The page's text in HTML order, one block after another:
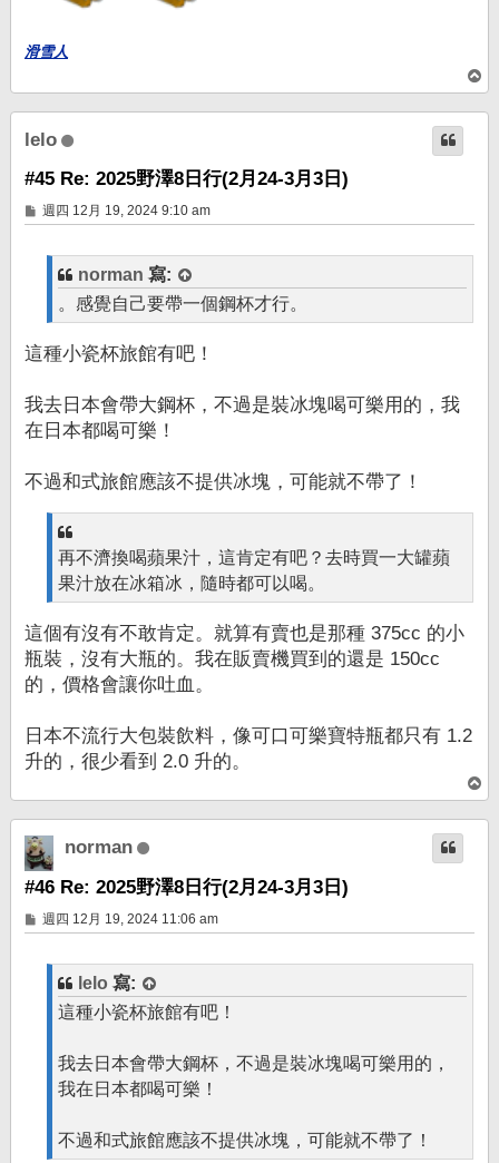
滑雪人
頂
端
lelo
#45 Re: 2025野澤8日行(2月24-3月3日)
文
章
週四 12月 19, 2024 9:10 am
norman 寫:
。感覺自己要帶一個鋼杯才行。
這種小瓷杯旅館有吧！
我去日本會帶大鋼杯，不過是裝冰塊喝可樂用的，我
在日本都喝可樂！
不過和式旅館應該不提供冰塊，可能就不帶了！
再不濟換喝蘋果汁，這肯定有吧？去時買一大罐蘋
果汁放在冰箱冰，隨時都可以喝。
這個有沒有不敢肯定。就算有賣也是那種 375cc 的小
瓶裝，沒有大瓶的。我在販賣機買到的還是 150cc
的，價格會讓你吐血。
日本不流行大包裝飲料，像可口可樂寶特瓶都只有 1.2
升的，很少看到 2.0 升的。
頂
端
norman
#46 Re: 2025野澤8日行(2月24-3月3日)
文
章
週四 12月 19, 2024 11:06 am
lelo 寫:
這種小瓷杯旅館有吧！
我去日本會帶大鋼杯，不過是裝冰塊喝可樂用的，
我在日本都喝可樂！
不過和式旅館應該不提供冰塊，可能就不帶了！